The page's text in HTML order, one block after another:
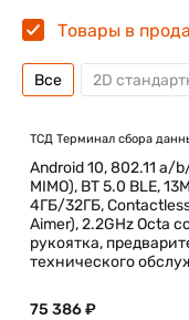
Товары в
Все 2D
ТСД Терминал сбора
Android 10, 802.11
MIMO), BT 5.0 BLE,
4ГБ/32ГБ,
Aimer), 2.2GHz Octa
рукоятка,
технического
75 386 ₽